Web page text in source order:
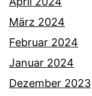
März 2024
Februar 2024
Januar 2024
Dezember 2023